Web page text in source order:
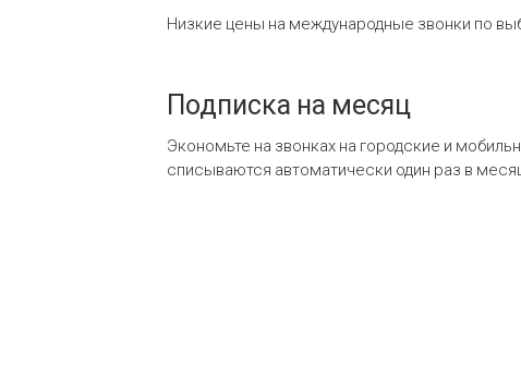
Низкие цены на международные звонки по
Подписка на месяц
Экономьте на звонках на городские и
списываются автоматически один раз в